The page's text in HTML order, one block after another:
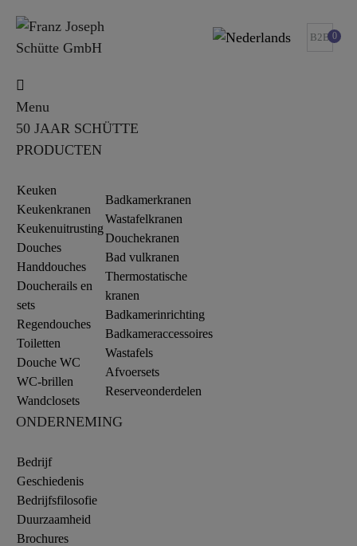
B2B 0
Menu
50 JAAR SCHÜTTE
PRODUCTEN
Keuken
Keukenkranen
Keukenuitrusting
Douches
Handdouches
Doucherails en
sets
Regendouches
Toiletten
Douche WC
WC-brillen
Wandclosets
Badkamerkranen
Wastafelkranen
Douchekranen
Bad vulkranen
Thermostatische
kranen
Badkamerinrichting
Badkameraccessoires
Wastafels
Afvoersets
Reserveonderdelen
ONDERNEMING
Bedrijf
Geschiedenis
Bedrijfsfilosofie
Duurzaamheid
Brochures